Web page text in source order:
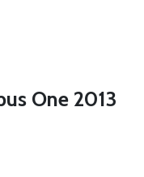
One 2013